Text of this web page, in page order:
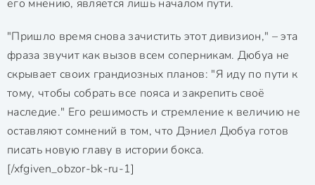
его мнению, является лишь началом пути.
"Пришло время снова зачистить этот дивизион," – эта
фраза звучит как вызов всем соперникам. Дюбуа не
скрывает своих грандиозных планов: "Я иду по пути к
тому, чтобы собрать все пояса и закрепить своё
наследие." Его решимость и стремление к величию не
оставляют сомнений в том, что Дэниел Дюбуа готов
писать новую главу в истории бокса.
[/xfgiven_obzor-bk-ru-1]